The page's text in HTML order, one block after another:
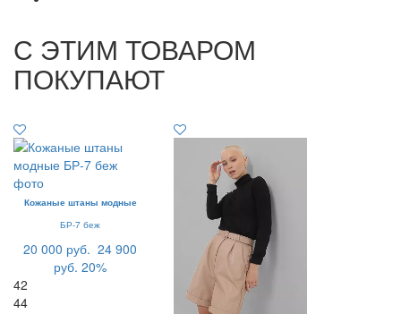
С ЭТИМ ТОВАРОМ
ПОКУПАЮТ
Кожаные штаны модные
БР-7 беж
20 000 руб. 24 900
руб. 20%
42
44